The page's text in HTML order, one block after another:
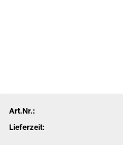
Art.Nr.:
Lieferzeit: